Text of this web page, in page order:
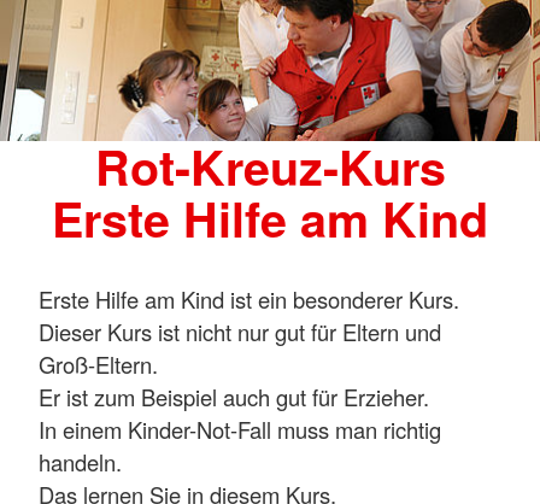
Rot-Kreuz-Kurs
Erste Hilfe am Kind
Erste Hilfe am Kind ist ein besonderer Kurs.
Dieser Kurs ist nicht nur gut für Eltern und
Groß-Eltern.
Er ist zum Beispiel auch gut für Erzieher.
In einem Kinder-Not-Fall muss man richtig
handeln.
Das lernen Sie in diesem Kurs.